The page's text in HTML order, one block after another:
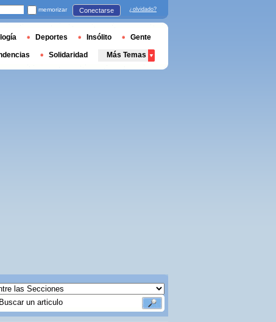
memorizar Conectarse ¿olvidado?
Deportes Insólito Gente
Solidaridad Más Temas